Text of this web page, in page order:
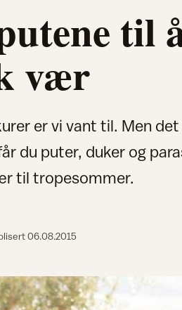
til
vær
er vi vant til. Men
du puter, duker og
til tropesommer.
06.08.2015